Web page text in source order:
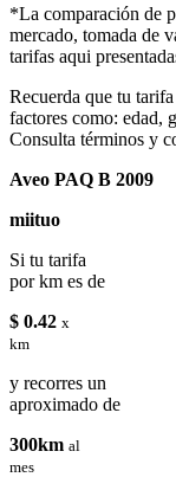
*La comparación de
mercado, tomada de
tarifas aqui
Recuerda que tu
factores como: edad,
Consulta términos y
Aveo PAQ B 2009
miituo
Si tu tarifa
por km es de
$ 0.42 x
km
y recorres un
aproximado de
300km al
mes